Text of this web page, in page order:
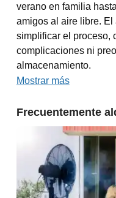
verano en familia
amigos al aire libre.
simplificar el proceso,
complicaciones ni
almacenamiento.
Mostrar más
Frecuentemente